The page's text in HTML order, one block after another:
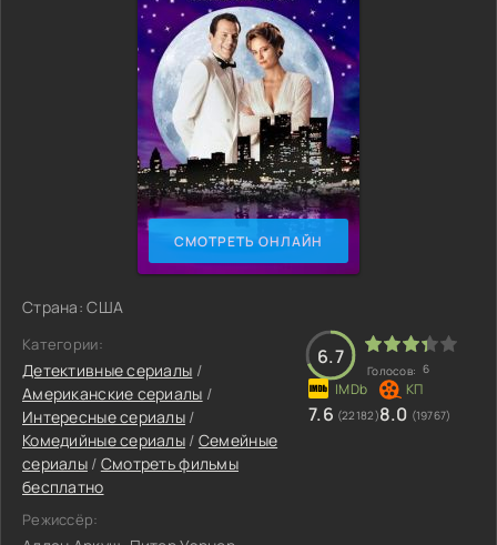
СМОТРЕТЬ ОНЛАЙН
Страна: США
Категории:
Детективные сериалы /
Американские сериалы /
Интересные сериалы /
Комедийные сериалы / Семейные
сериалы/ Смотреть фильмы
бесплатно
Режиссёр:
6.7
Голосов: 6
7.6 (22182)8.0 (19767)